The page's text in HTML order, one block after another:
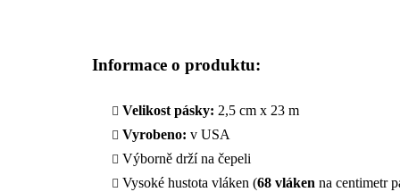
Informace o produktu:
Velikost pásky: 2,5 cm x 23 m
Vyrobeno: v USA
Výborně drží na čepeli
Vysoké hustota vláken (68 vláken na centimetr